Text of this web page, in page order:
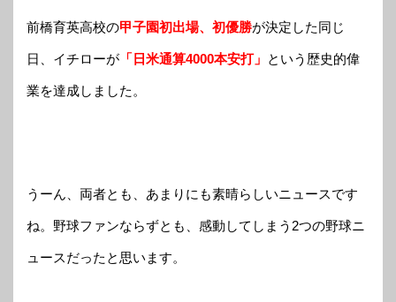
前橋育英高校の甲子園初出場、初優勝が決定した同じ
日、イチローが 「日米通算4000本安打」 という歴史的偉
業を達成しました。
うーん、両者とも、あまりにも素晴らしいニュースです
ね。野球ファンならずとも、感動してしまう2つの野球ニ
ュースだったと思います。